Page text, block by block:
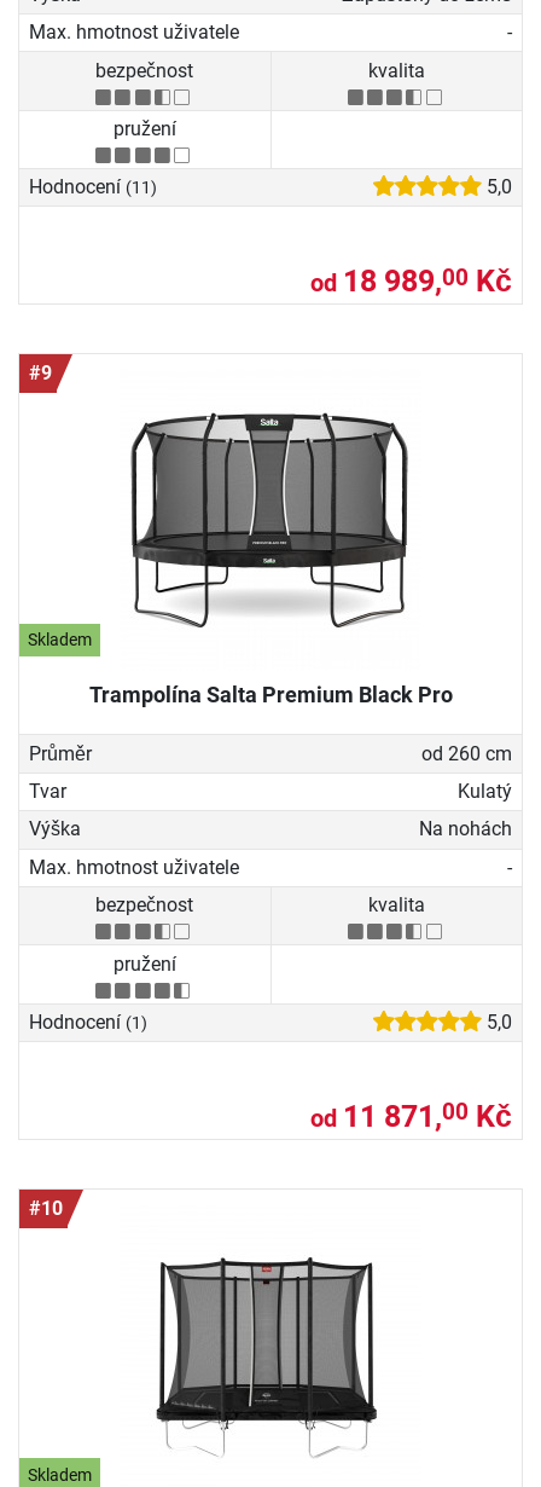
Max. hmotnost uživatele
-
bezpečnost
kvalita
pružení
Hodnocení (11) 5,0
od 18 989,00 Kč
#9
Skladem
Trampolína Salta Premium Black Pro
Průměr
od 260 cm
Tvar
Kulatý
Výška
Na nohách
Max. hmotnost uživatele
-
bezpečnost
kvalita
pružení
Hodnocení (1) 5,0
od 11 871,00 Kč
#10
Skladem